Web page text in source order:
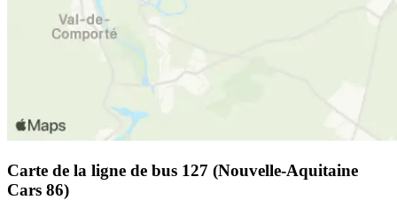
Carte de la ligne de bus 127 (Nouvelle-Aquitaine
Cars 86)